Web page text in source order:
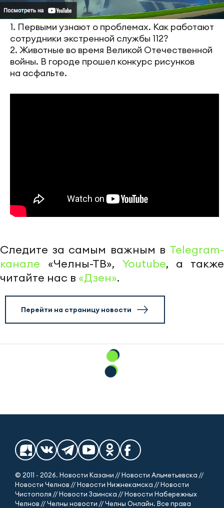
1. Первыми узнают о проблемах. Как работают
сотрудники экстренной службы 112?
2. Животные во время Великой Отечественной
войны. В городе прошел конкурс рисунков
на асфальте.
Следите за самым важным в Telegram-
канале «Челны-ТВ», Youtube, а также
читайте нас в «Дзен».
Перейти на страницу новости
© 2011 - 2026. Новости Казани // Новости Альметьевска //
Новости Челнов // Новости Нижнекамска // Новости
Чистополя // Новости Заинска // Новости Набережных
Челнов // Челны новости // Челны Онлайн. Все права